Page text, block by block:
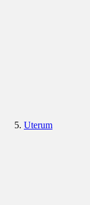
Uterum